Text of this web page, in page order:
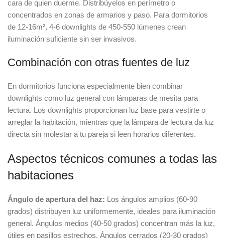
cara de quien duerme. Distribúyelos en perímetro o
concentrados en zonas de armarios y paso. Para dormitorios
de 12-16m², 4-6 downlights de 450-550 lúmenes crean
iluminación suficiente sin ser invasivos.
Combinación con otras fuentes de luz
En dormitorios funciona especialmente bien combinar
downlights como luz general con lámparas de mesita para
lectura. Los downlights proporcionan luz base para vestirte o
arreglar la habitación, mientras que la lámpara de lectura da luz
directa sin molestar a tu pareja si leen horarios diferentes.
Aspectos técnicos comunes a todas las
habitaciones
Ángulo de apertura del haz: Los ángulos amplios (60-90
grados) distribuyen luz uniformemente, ideales para iluminación
general. Ángulos medios (40-50 grados) concentran más la luz,
útiles en pasillos estrechos. Ángulos cerrados (20-30 grados)